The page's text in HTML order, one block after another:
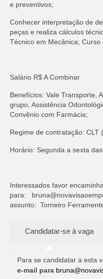
e preventivos;
Conhecer interpretação de
peças e realiza cálculos
Técnico em Mecânica;
Salário R$ A Combinar
Benefícios: Vale Transporte,
grupo, Assistência
Convênio com Farmácia;
Regime de contratação: CLT
Horário: Segunda a sexta
Interessados favor
para:
assunto: Torneiro
Para se candidatar a esta
e-mail para